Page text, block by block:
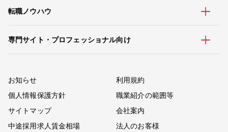
転職ノウハウ
専門サイト・プロフェッショナル向け
お知らせ
利用規約
個人情報保護方針
職業紹介の範囲等
サイトマップ
会社案内
中途採用求人賃金相場
法人のお客様